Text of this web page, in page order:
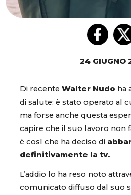
24 GIUGNO
Di recente Walter Nudo ha
di salute: è stato operato al
ma forse anche questa
capire che il suo lavoro non
è così che ha deciso di
definitivamente la tv.
L’addio lo ha reso noto
comunicato diffuso dal suo